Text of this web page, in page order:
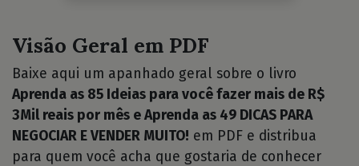
Visão Geral em PDF
Baixe aqui um apanhado geral sobre o livro
Aprenda as 85 Ideias para você fazer mais de R$
3Mil reais por mês e Aprenda as 49 DICAS PARA
NEGOCIAR E VENDER MUITO! em PDF e distribua
para quem você acha que gostaria de conhecer